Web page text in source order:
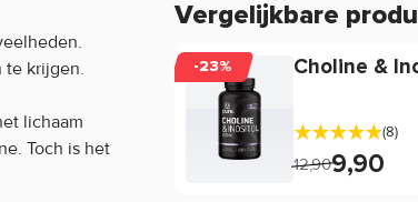
Vergelijkbare
-23% Choline &
(8)
12,909,90
te krijgen.
lichaam
Toch is het